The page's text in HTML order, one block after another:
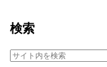
検索